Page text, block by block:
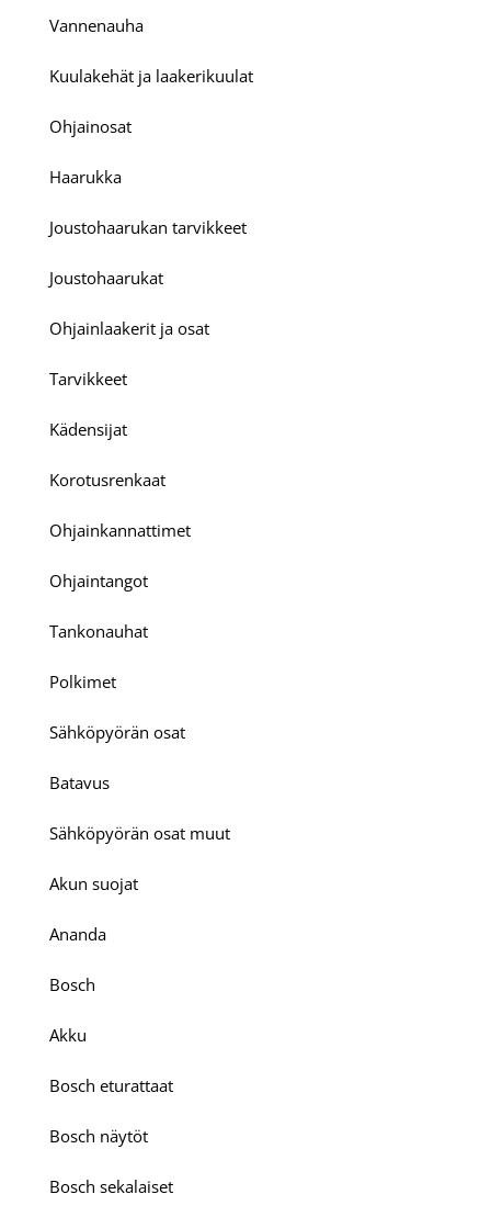
Vannenauha
Kuulakehät ja laakerikuulat
Ohjainosat
Haarukka
Joustohaarukan tarvikkeet
Joustohaarukat
Ohjainlaakerit ja osat
Tarvikkeet
Kädensijat
Korotusrenkaat
Ohjainkannattimet
Ohjaintangot
Tankonauhat
Polkimet
Sähköpyörän osat
Batavus
Sähköpyörän osat muut
Akun suojat
Ananda
Bosch
Akku
Bosch eturattaat
Bosch näytöt
Bosch sekalaiset